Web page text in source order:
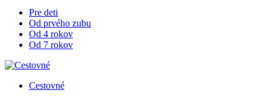
Pre deti
Od prvého zubu
Od 4 rokov
Od 7 rokov
Cestovné